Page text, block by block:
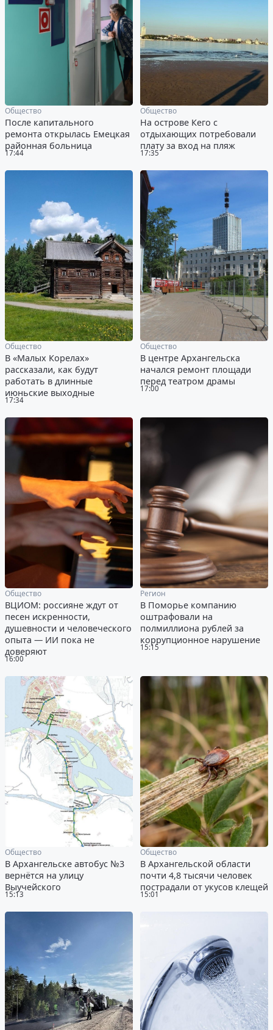
17:44
Общество
После капитального
ремонта открылась Емецкая
районная больница
17:35
Общество
На острове Кего с
отдыхающих потребовали
плату за вход на пляж
17:34
Общество
В «Малых Корелах»
рассказали, как будут
работать в длинные
июньские выходные
17:00
Общество
В центре Архангельска
начался ремонт площади
перед театром драмы
16:00
Общество
ВЦИОМ: россияне ждут от
песен искренности,
душевности и человеческого
опыта — ИИ пока не
доверяют
15:15
Регион
В Поморье компанию
оштрафовали на
полмиллиона рублей за
коррупционное нарушение
15:13
Общество
В Архангельске автобус №3
вернётся на улицу
Выучейского
15:01
Общество
В Архангельской области
почти 4,8 тысячи человек
пострадали от укусов клещей